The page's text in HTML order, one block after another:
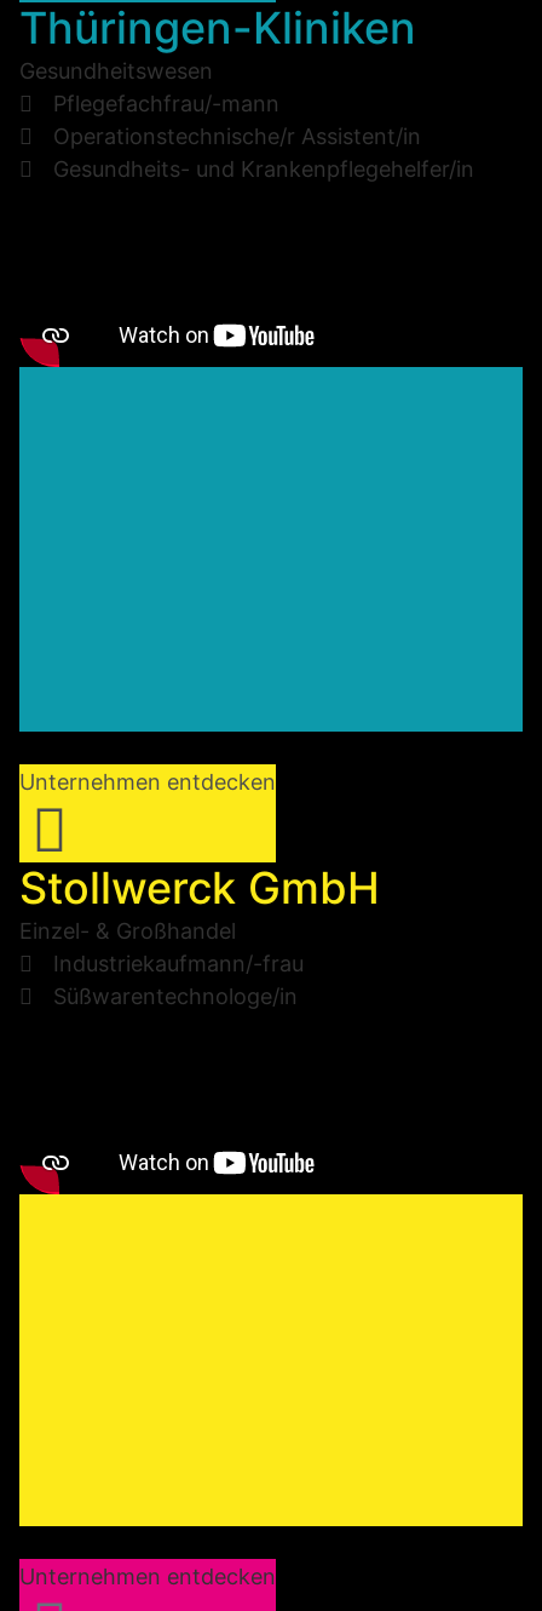
Thüringen-Kliniken
Gesundheitswesen
Pflegefachfrau/-mann
Operationstechnische/r Assistent/in
Gesundheits- und Krankenpflegehelfer/in
Unternehmen entdecken
Stollwerck GmbH
Einzel- & Großhandel
Industriekaufmann/-frau
Süßwarentechnologe/in
Unternehmen entdecken